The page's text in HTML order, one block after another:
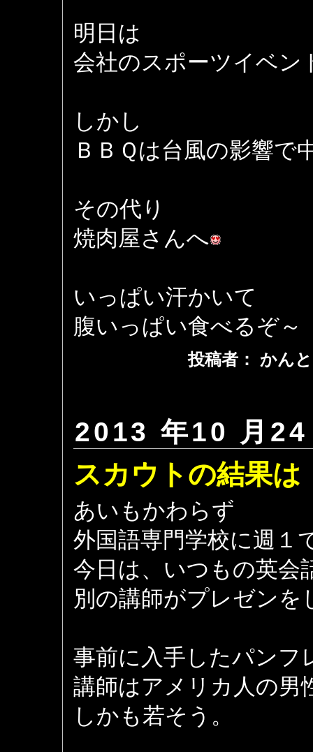
明日は
会社のスポーツイベン
しかし
ＢＢＱは台風の影響で
その代り
焼肉屋さんへ
いっぱい汗かいて
腹いっぱい食べるぞ～
投稿者： かん
2013 年10 月
スカウトの結果は
あいもかわらず
外国語専門学校に週１
今日は、いつもの英会
別の講師がプレゼン
事前に入手したパンフ
講師はアメリカ人の男
しかも若そう。